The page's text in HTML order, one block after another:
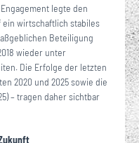
legte den
ein wirtschaftlich stabiles
Beteiligung
wieder unter
Die Erfolge der letzten
2020 und 2025 sowie die
– tragen daher sichtbar